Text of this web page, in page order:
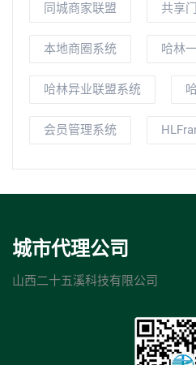
同城商家联盟 共享
本地商圈系统 哈林
哈林异业联盟系统
会员管理系统
城市代理公司
山西二十五溪科技有限公司